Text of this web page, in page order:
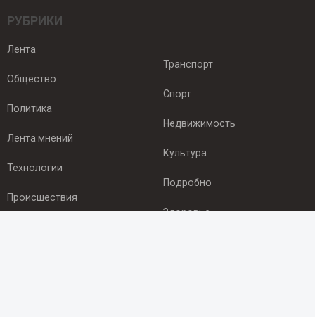
РУБРИКИ
Лента
Общество
Политика
Лента мнений
Технологии
Происшествия
Транспорт
Спорт
Недвижимость
Культура
Подробно
Здоровье